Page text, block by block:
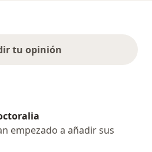
tu opinión
empezado a añadir sus